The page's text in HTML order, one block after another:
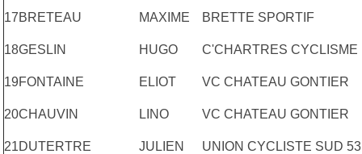
17BRETEAU MAXIME BRETTE SPORTIF
18GESLIN HUGO C'CHARTRES CYCLISME
19FONTAINE ELIOT VC CHATEAU GONTIER
20CHAUVIN LINO VC CHATEAU GONTIER
21DUTERTRE JULIEN UNION CYCLISTE SUD 53